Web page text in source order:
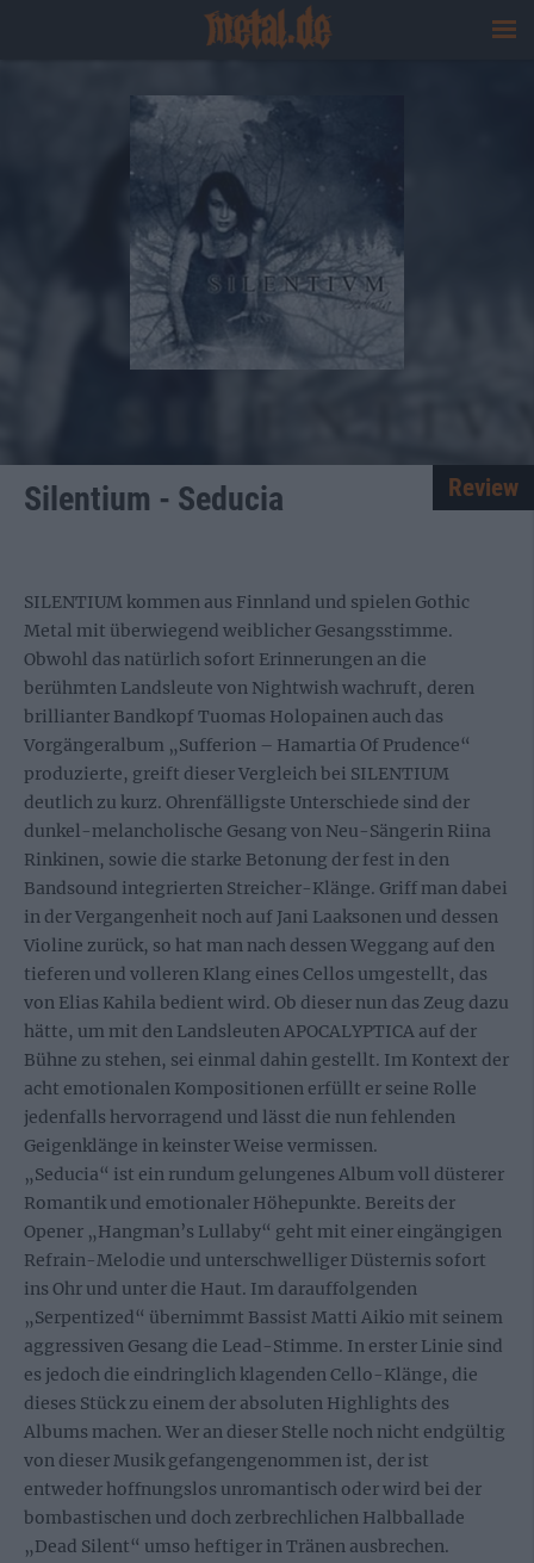
Silentium - Seducia Review
SILENTIUM kommen aus Finnland und spielen Gothic
Metal mit überwiegend weiblicher Gesangsstimme.
Obwohl das natürlich sofort Erinnerungen an die
berühmten Landsleute von Nightwish wachruft, deren
brillianter Bandkopf Tuomas Holopainen auch das
Vorgängeralbum „Sufferion – Hamartia Of Prudence“
produzierte, greift dieser Vergleich bei SILENTIUM
deutlich zu kurz. Ohrenfälligste Unterschiede sind der
dunkel-melancholische Gesang von Neu-Sängerin Riina
Rinkinen, sowie die starke Betonung der fest in den
Bandsound integrierten Streicher-Klänge. Griff man dabei
in der Vergangenheit noch auf Jani Laaksonen und dessen
Violine zurück, so hat man nach dessen Weggang auf den
tieferen und volleren Klang eines Cellos umgestellt, das
von Elias Kahila bedient wird. Ob dieser nun das Zeug dazu
hätte, um mit den Landsleuten APOCALYPTICA auf der
Bühne zu stehen, sei einmal dahin gestellt. Im Kontext der
acht emotionalen Kompositionen erfüllt er seine Rolle
jedenfalls hervorragend und lässt die nun fehlenden
Geigenklänge in keinster Weise vermissen.
„Seducia“ ist ein rundum gelungenes Album voll düsterer
Romantik und emotionaler Höhepunkte. Bereits der
Opener „Hangman’s Lullaby“ geht mit einer eingängigen
Refrain-Melodie und unterschwelliger Düsternis sofort
ins Ohr und unter die Haut. Im darauffolgenden
„Serpentized“ übernimmt Bassist Matti Aikio mit seinem
aggressiven Gesang die Lead-Stimme. In erster Linie sind
es jedoch die eindringlich klagenden Cello-Klänge, die
dieses Stück zu einem der absoluten Highlights des
Albums machen. Wer an dieser Stelle noch nicht endgültig
von dieser Musik gefangengenommen ist, der ist
entweder hoffnungslos unromantisch oder wird bei der
bombastischen und doch zerbrechlichen Halbballade
„Dead Silent“ umso heftiger in Tränen ausbrechen.